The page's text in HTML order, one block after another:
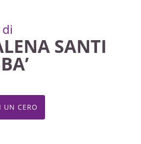
SANTI
UN CERO